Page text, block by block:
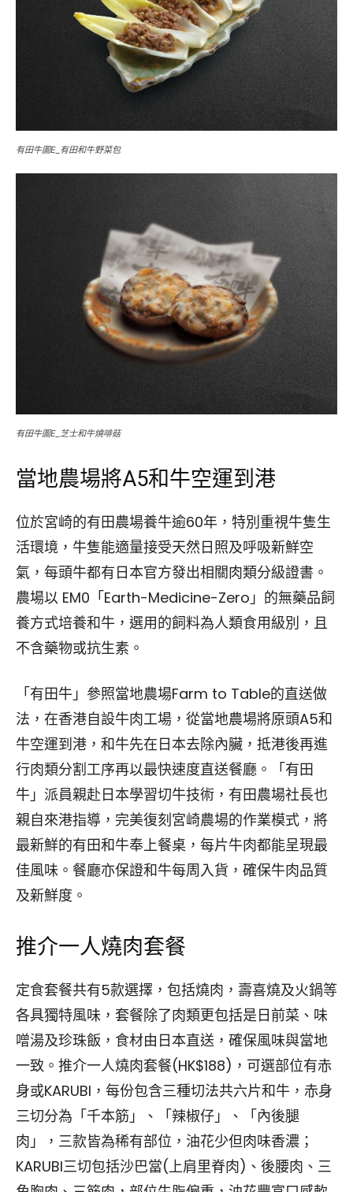
有田牛圖E_有田和牛野菜包
有田牛圖E_芝士和牛燒啡菇
當地農場將A5和牛空運到港
位於宮崎的有田農場養牛逾60年，特別重視牛隻生
活環境，牛隻能適量接受天然日照及呼吸新鮮空
氣，每頭牛都有日本官方發出相關肉類分級證書。
農場以 EM0「Earth-Medicine-Zero」的無藥品飼
養方式培養和牛，選用的飼料為人類食用級別，且
不含藥物或抗生素。
「有田牛」參照當地農場Farm to Table的直送做
法，在香港自設牛肉工場，從當地農場將原頭A5和
牛空運到港，和牛先在日本去除內臟，抵港後再進
行肉類分割工序再以最快速度直送餐廳。「有田
牛」派員親赴日本學習切牛技術，有田農場社長也
親自來港指導，完美復刻宮崎農場的作業模式，將
最新鮮的有田和牛奉上餐桌，每片牛肉都能呈現最
佳風味。餐廳亦保證和牛每周入貨，確保牛肉品質
及新鮮度。
推介一人燒肉套餐
定食套餐共有5款選擇，包括燒肉，壽喜燒及火鍋等
各具獨特風味，套餐除了肉類更包括是日前菜、味
噌湯及珍珠飯，食材由日本直送，確保風味與當地
一致。推介一人燒肉套餐(HK$188)，可選部位有赤
身或KARUBI，每份包含三種切法共六片和牛，赤身
三切分為「千本筋」、「辣椒仔」、「內後腿
肉」，三款皆為稀有部位，油花少但肉味香濃；
KARUBI三切包括沙巴當(上肩里脊肉)、後腰肉、三